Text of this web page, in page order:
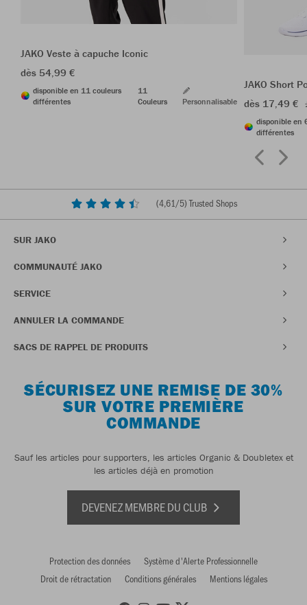
JAKO Veste à capuche Iconic
dès 54,99 €
disponible en 11 couleurs
différentes
11
Couleurs
Personnalisable
JAKO Short
dès 17,49 €
disponible en
différentes
(4,61/5) Trusted Shops
SUR JAKO
COMMUNAUTÉ JAKO
SERVICE
ANNULER LA COMMANDE
SACS DE RAPPEL DE PRODUITS
SÉCURISEZ UNE REMISE DE 30%
SUR VOTRE PREMIÈRE
COMMANDE
Sauf les articles pour supporters, les articles Organic & Doubletex et
les articles déjà en promotion
DEVENEZ MEMBRE DU CLUB
Protection des données
Système d'Alerte Professionnelle
Droit de rétractation
Conditions générales Mentions légales